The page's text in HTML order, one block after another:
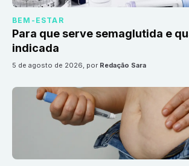
BEM-ESTAR
Para que serve semaglutida e
indicada
5 de agosto de 2026, por Redação Sara